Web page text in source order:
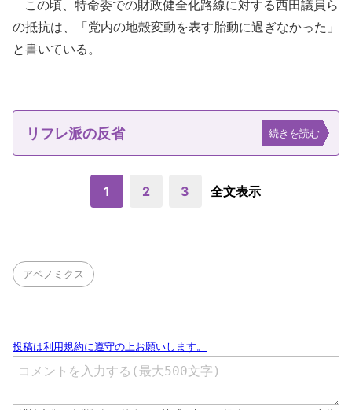
この頃、特命委での財政健全化路線に対する西田議員ら
の抵抗は、「党内の地殻変動を表す胎動に過ぎなかった」
と書いている。
リフレ派の反省 続きを読む
1 2 3 全文表示
アベノミクス